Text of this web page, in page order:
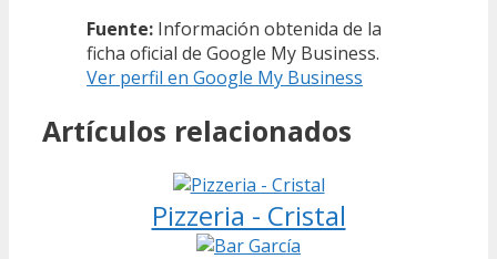
Fuente: Información obtenida de la
ficha oficial de Google My Business.
Ver perfil en Google My Business
Artículos relacionados
Pizzeria - Cristal